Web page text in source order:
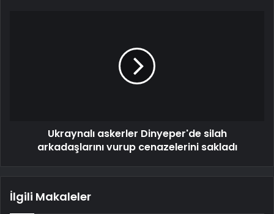
Ukraynalı askerler Dinyeper'de silah
arkadaşlarını vurup cenazelerini sakladı
İlgili Makaleler